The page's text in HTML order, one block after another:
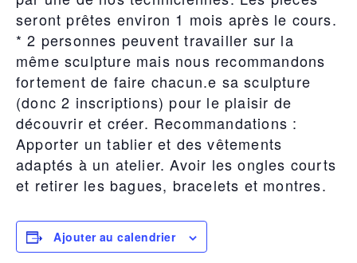
seront prêtes environ 1 mois après le cours.
* 2 personnes peuvent travailler sur la
même sculpture mais nous recommandons
fortement de faire chacun.e sa sculpture
(donc 2 inscriptions) pour le plaisir de
découvrir et créer. Recommandations :
Apporter un tablier et des vêtements
adaptés à un atelier. Avoir les ongles courts
et retirer les bagues, bracelets et montres.
Ajouter au calendrier